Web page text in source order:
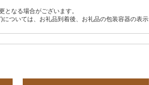
なる場合がございます。
ついては、お礼品到着後、お礼品の包装容器の表示